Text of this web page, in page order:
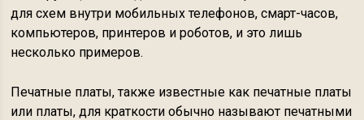
для схем внутри мобильных телефонов, смарт-часов,
компьютеров, принтеров и роботов, и это лишь
несколько примеров.
Печатные платы, также известные как печатные платы
или платы, для краткости обычно называют печатными